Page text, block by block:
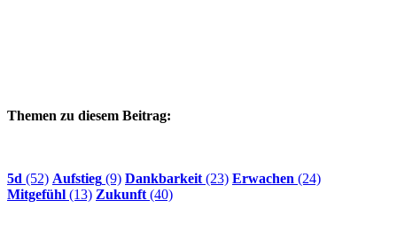
Themen zu diesem Beitrag:
5d (52) Aufstieg (9) Dankbarkeit (23) Erwachen (24)
Mitgefühl (13) Zukunft (40)